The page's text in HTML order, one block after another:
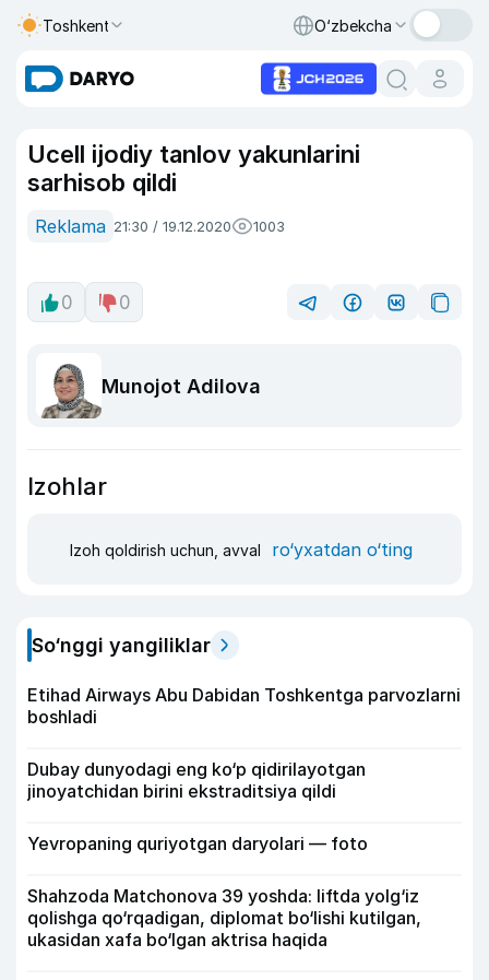
Toshkent O‘zbekcha
Ucell ijodiy tanlov yakunlarini
sarhisob qildi
Reklama 21:30 / 19.12.2020 1003
0 0
Munojot Adilova
Izohlar
Izoh qoldirish uchun, avval ro‘yxatdan o‘ting
So‘nggi yangiliklar
Etihad Airways Abu Dabidan Toshkentga parvozlarni
boshladi
Dubay dunyodagi eng ko‘p qidirilayotgan
jinoyatchidan birini ekstraditsiya qildi
Yevropaning quriyotgan daryolari — foto
Shahzoda Matchonova 39 yoshda: liftda yolg‘iz
qolishga qo‘rqadigan, diplomat bo‘lishi kutilgan,
ukasidan xafa bo‘lgan aktrisa haqida